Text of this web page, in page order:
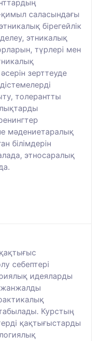
саласындағы
бірегейлік
этникалық
түрлері мен
зерттеуде
толерантты
мәдениетаралық
білімдерін
этносаралық
себептері
идеяларды
жанжалды
Курстың
қақтығыстарды